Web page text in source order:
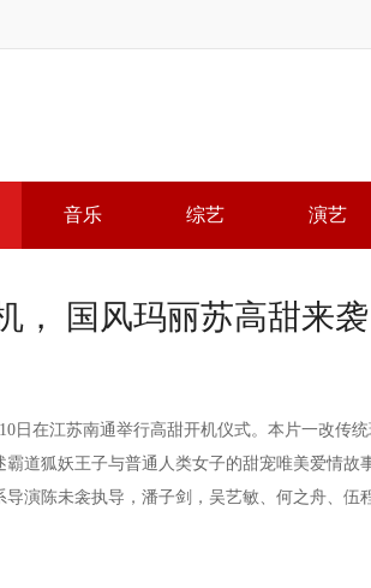
音乐 综艺 演艺
， 国风玛丽苏高甜来袭
在江苏南通举行高甜开机仪式。本片一改传统
道狐妖王子与普通人类女子的甜宠唯美爱情故
演陈未衾执导，潘子剑，吴艺敏、何之舟、伍